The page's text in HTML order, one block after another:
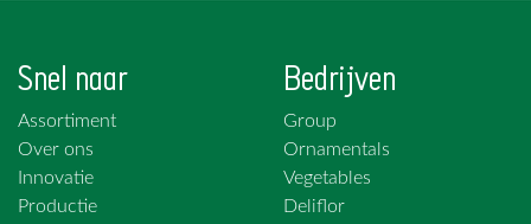
Snel naar
Assortiment
Over ons
Innovatie
Productie
Bedrijven
Group
Ornamentals
Vegetables
Deliflor